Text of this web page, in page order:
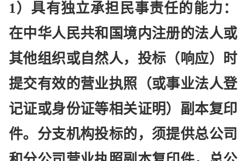
1）具有独立承担民事责任的能力：
在中华人民共和国境内注册的法人或
其他组织或自然人，投标（响应）时
提交有效的营业执照（或事业法人登
记证或身份证等相关证明）副本复印
件。分支机构投标的，须提供总公司